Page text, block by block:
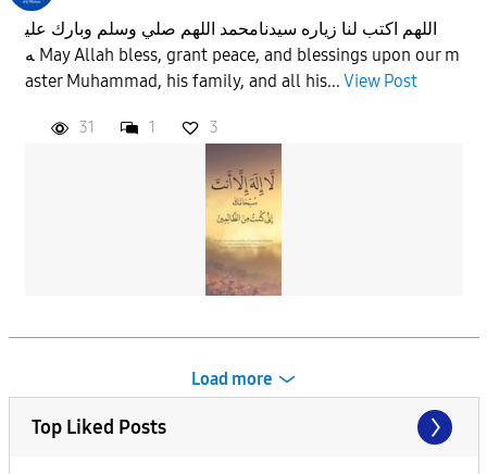
اللهم اكتب لنا زياره سيدنامحمد اللهم صلي وسلم وبارك علي
ه May Allah bless, grant peace, and blessings upon our m
aster Muhammad, his family, and all his... View Post
31 1 3
Load more
Top Liked Posts